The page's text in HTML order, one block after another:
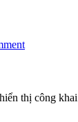
thị công